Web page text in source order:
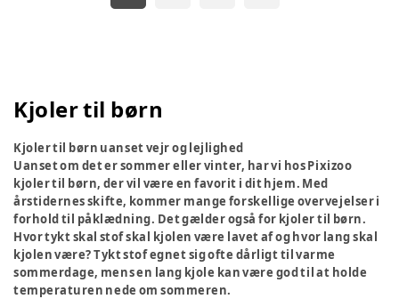
Kjoler til børn
Kjoler til børn uanset vejr og lejlighed
Uanset om det er sommer eller vinter, har vi hos Pixizoo
kjoler til børn, der vil være en favorit i dit hjem. Med
årstidernes skifte, kommer mange forskellige overvejelser i
forhold til påklædning. Det gælder også for kjoler til børn.
Hvor tykt skal stof skal kjolen være lavet af og hvor lang skal
kjolen være? Tykt stof egnet sig ofte dårligt til varme
sommerdage, mens en lang kjole kan være god til at holde
temperaturen nede om sommeren.